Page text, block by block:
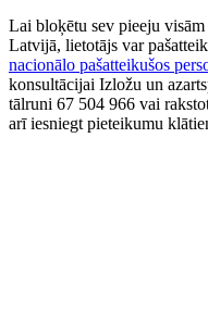
Lai bloķētu sev pieeju
Latvijā, lietotājs var
nacionālo pašatteikušos
konsultācijai Izložu un
tālruni 67 504 966 vai
arī iesniegt pieteikumu